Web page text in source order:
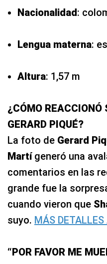
Nacionalidad:
Lengua materna:
Altura: 1,57 m
¿CÓMO
GERARD PIQUÉ?
La foto de Gerard
Martígeneró una
comentarios en las
grande fue la
cuando vieron que
suyo. MÁS DETALLES
“POR FAVOR ME